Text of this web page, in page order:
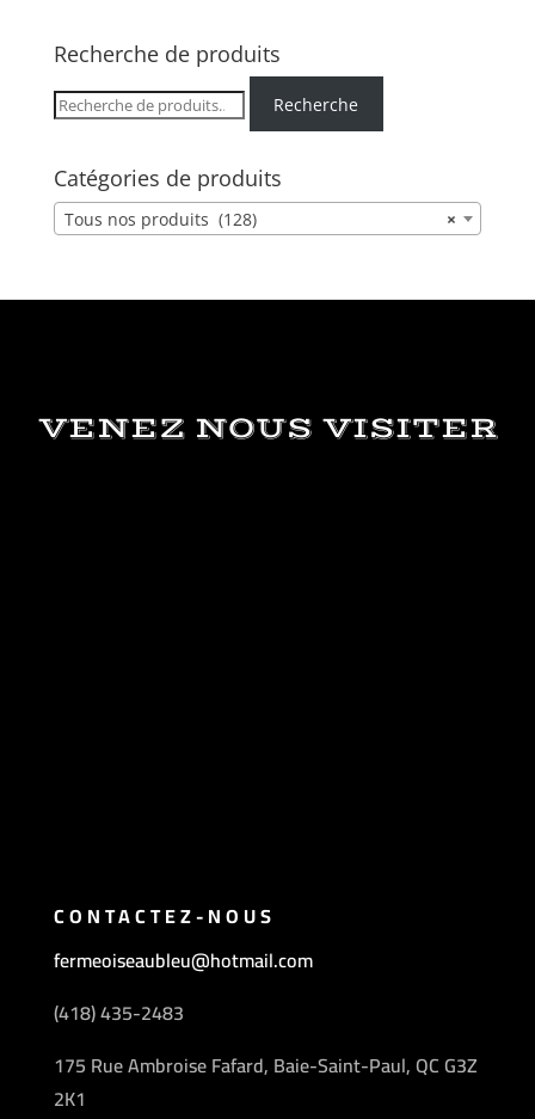
Recherche de produits
Recherche
pour :
Recherche
Catégories de produits
×
Tous nos produits (128)
VENEZ NOUS VISITER
CONTACTEZ-NOUS
fermeoiseaubleu@hotmail.com
(418) 435-2483
175 Rue Ambroise Fafard, Baie-Saint-Paul, QC G3Z
2K1